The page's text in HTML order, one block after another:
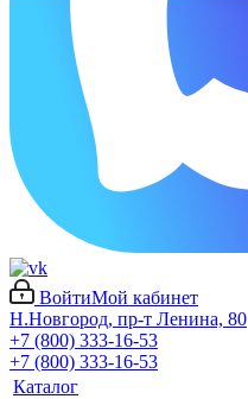
ВойтиМой кабинет
Н.Новгород, пр-т Ленина, 80
+7 (800) 333-16-53
+7 (800) 333-16-53
Каталог